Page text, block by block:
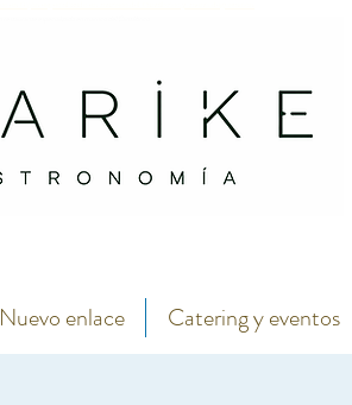
Nuevo enlace Catering y eventos